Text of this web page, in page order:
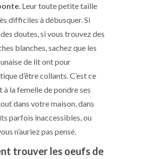
. Leur toute petite taille
difficiles à débusquer. Si
doutes, si vous trouvez des
blanches, sachez que les
de lit ont pour
d’être collants. C’est ce
à la femelle de pondre ses
dans votre maison, dans
parfois inaccessibles, ou
n’auriez pas pensé.
trouver les oeufs de